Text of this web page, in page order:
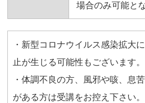
場合のみ可能と
・新型コロナウイルス感染拡大
止が生じる可能性もございます。
・体調不良の方、風邪や咳、息
がある方は受講をお控え下さい。